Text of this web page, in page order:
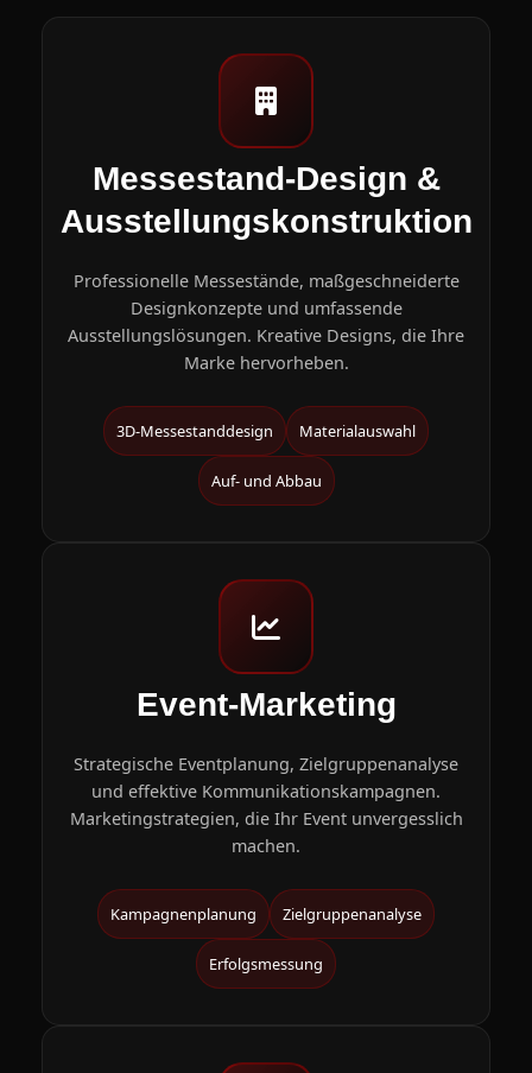
Messestand-Design &
Ausstellungskonstruktion
Professionelle Messestände, maßgeschneiderte
Designkonzepte und umfassende
Ausstellungslösungen. Kreative Designs, die Ihre
Marke hervorheben.
3D-Messestanddesign Materialauswahl
Auf- und Abbau
Event-Marketing
Strategische Eventplanung, Zielgruppenanalyse
und effektive Kommunikationskampagnen.
Marketingstrategien, die Ihr Event unvergesslich
machen.
Kampagnenplanung Zielgruppenanalyse
Erfolgsmessung